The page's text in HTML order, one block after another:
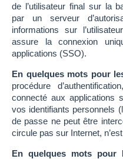
de l’utilisateur final sur la
par un serveur
informations sur
assure la connexion
applications (SSO).
En quelques mots pour
procédure
connecté aux applications
vos identifiants personnels
de passe ne peut être
circule pas sur Internet,
En quelques mots pour